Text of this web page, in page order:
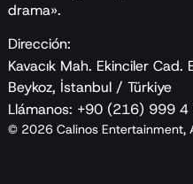
drama».
Dirección:
Kavacık Mah. Ekinciler
Beykoz, İstanbul / Türkiye
Llámanos: +90 (216) 999
© 2026 Calinos Entertainment,